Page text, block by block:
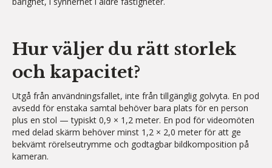
Hur väljer du rätt storlek
och kapacitet?
Utgå från användningsfallet, inte från tillgänglig golvyta. En pod
avsedd för enstaka samtal behöver bara plats för en person
plus en stol — typiskt 0,9 × 1,2 meter. En pod för videomöten
med delad skärm behöver minst 1,2 × 2,0 meter för att ge
bekvämt rörelseutrymme och godtagbar bildkomposition på
kameran.